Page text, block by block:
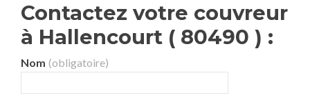
Contactez votre couvreur
à Hallencourt ( 80490 ) :
Nom (obligatoire)